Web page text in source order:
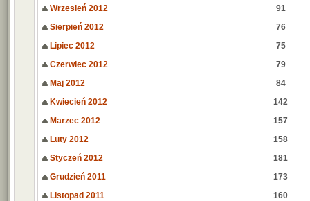
Wrzesień 2012
91
Sierpień 2012
76
Lipiec 2012
75
Czerwiec 2012
79
Maj 2012
84
Kwiecień 2012
142
Marzec 2012
157
Luty 2012
158
Styczeń 2012
181
Grudzień 2011
173
Listopad 2011
160